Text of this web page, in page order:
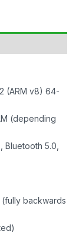
(ARM v8) 64-
(depending
Bluetooth 5.0,
(fully backwards